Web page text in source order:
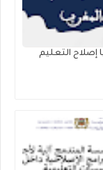
إصلاح التعليم